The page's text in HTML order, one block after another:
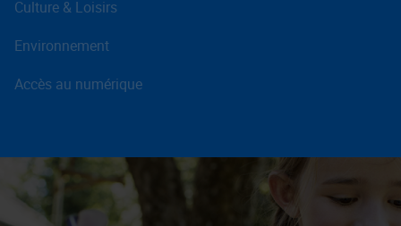
Culture & Loisirs
Environnement
Accès au numérique